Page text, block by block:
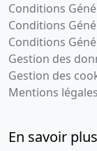
Conditions
Conditions
Conditions
Gestion des
Gestion des
Mentions légales
En savoir plus